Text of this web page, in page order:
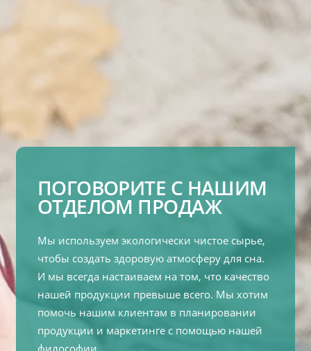
ПОГОВОРИТЕ С НАШИМ
ОТДЕЛОМ ПРОДАЖ
Мы используем экологически чистое сырье,
чтобы создать здоровую атмосферу для сна.
И мы всегда настаиваем на том, что качество
нашей продукции превыше всего. Мы хотим
помочь нашим клиентам в планировании
продукции и маркетинге с помощью нашей